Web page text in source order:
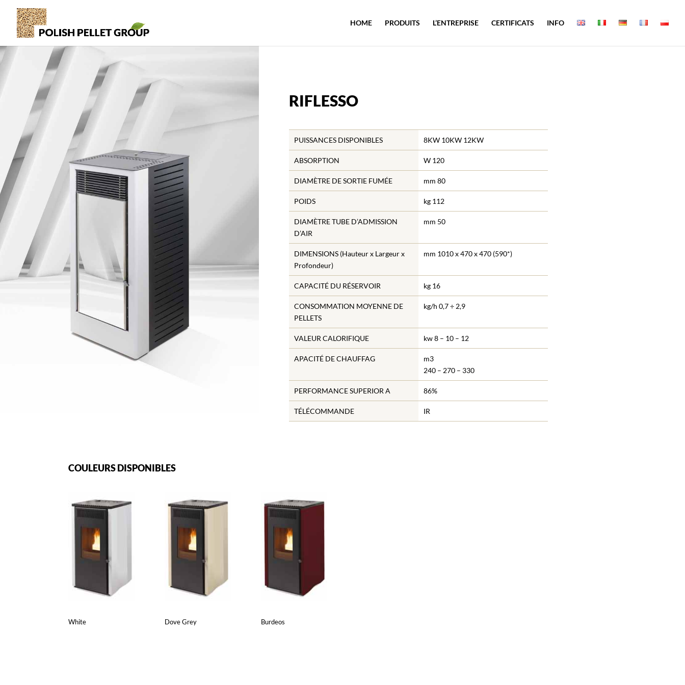
HOME PRODUITS L’ENTREPRISE CERTIFICATS INFO
RIFLESSO
PUISSANCES DISPONIBLES 8KW 10KW 12KW
ABSORPTION W 120
DIAMÈTRE DE SORTIE FUMÉE mm 80
POIDS kg 112
DIAMÈTRE TUBE D’ADMISSION
D’AIR
mm 50
DIMENSIONS (Hauteur x Largeur x
Profondeur)
mm 1010 x 470 x 470 (590*)
CAPACITÉ DU RÉSERVOIR kg 16
CONSOMMATION MOYENNE DE
PELLETS
kg/h 0,7 ÷ 2,9
VALEUR CALORIFIQUE kw 8 – 10 – 12
APACITÉ DE CHAUFFAG
m3
240 – 270 – 330
PERFORMANCE SUPERIOR A 86%
TÉLÉCOMMANDE IR
COULEURS DISPONIBLES
White Dove Grey Burdeos